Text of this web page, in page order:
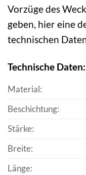
Vorzüge des
geben, hier eine
technischen
Technische Daten:
Material:
Beschichtung:
Stärke:
Breite:
Länge: